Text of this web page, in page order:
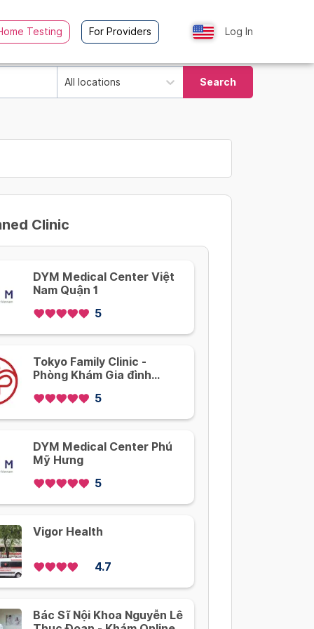
Testing For Providers Log In
All locations Search
Clinic
DYM Medical Center Việt
Nam Quận 1
5
Tokyo Family Clinic -
Phòng Khám Gia đình
5
DYM Medical Center Phú
Mỹ Hưng
5
Vigor Health
4.7
Bác Sĩ Nội Khoa Nguyễn Lê